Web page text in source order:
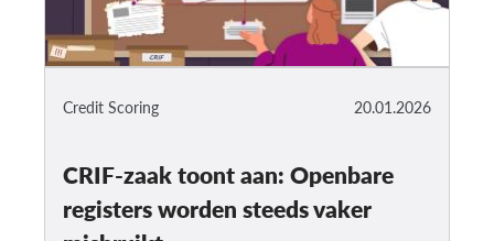
20.01.2026
Credit Scoring
CRIF-zaak toont aan: Openbare
registers worden steeds vaker